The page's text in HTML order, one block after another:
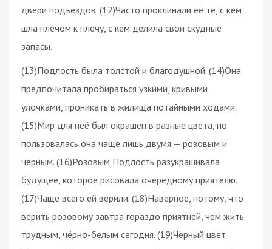
двери подъездов. (12)Часто проклинали её те, с кем
шла плечом к плечу, с кем делила свои скудные
запасы.
(13)Подлость была толстой и благодушной. (14)Она
предпочитала пробираться узкими, кривыми
улочками, проникать в жилища потайными ходами.
(15)Мир для неё был окрашен в разные цвета, но
пользовалась она чаще лишь двумя — розовым и
чёрным. (16)Розовым Подлость разукрашивала
будущее, которое рисовала очередному приятелю.
(17)Чаще всего ей верили. (18)Наверное, потому, что
верить розовому завтра гораздо приятней, чем жить
трудным, чёрно-белым сегодня. (19)Чёрный цвет